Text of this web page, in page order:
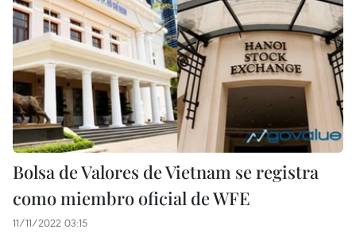
Bolsa de Valores de Vietnam se registra
como miembro oficial de WFE
11/11/2022 03:15